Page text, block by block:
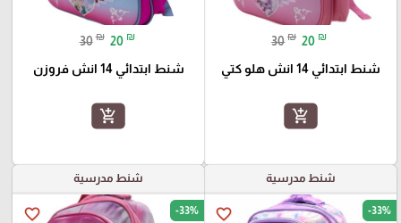
30 ₪ 20 ₪
شنط ابتدائي 14 انش هلو كتي
add_shopping_cart
30 ₪ 20 ₪
شنط ابتدائي 14 انش فروزن
add_shopping_cart
شنط مدرسية
favorite_border -33%
شنط مدرسية
favorite_border -33%